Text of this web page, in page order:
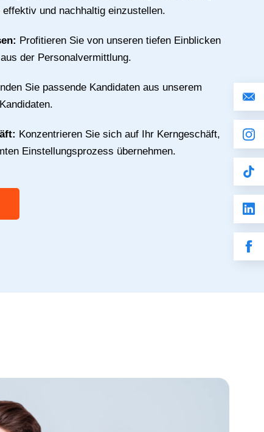
und nachhaltig einzustellen.
Profitieren Sie von unseren tiefen Einblicken
der Personalvermittlung.
Sie passende Kandidaten aus unserem
Konzentrieren Sie sich auf Ihr Kerngeschäft,
Einstellungsprozess übernehmen.